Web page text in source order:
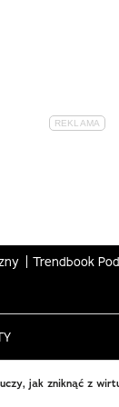
Trendbook
jak zniknąć z